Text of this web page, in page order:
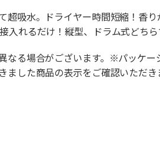
超吸水。ドライヤー時間短縮！香
入れるだけ！縦型、ドラム式どちら
なる場合がございます。※パッケ
ました商品の表示をご確認いただき